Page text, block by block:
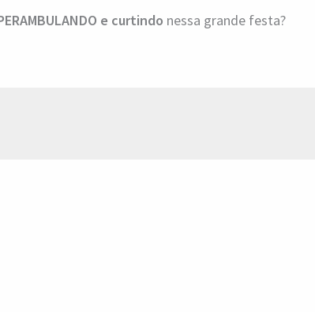
e curtindo nessa grande festa?